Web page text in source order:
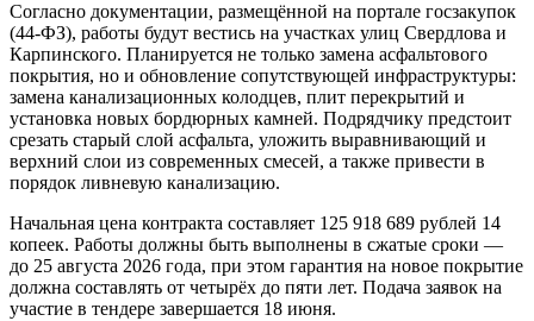
Согласно документации, размещённой на портале госзакупок
(44-ФЗ), работы будут вестись на участках улиц Свердлова и
Карпинского. Планируется не только замена асфальтового
покрытия, но и обновление сопутствующей инфраструктуры:
замена канализационных колодцев, плит перекрытий и
установка новых бордюрных камней. Подрядчику предстоит
срезать старый слой асфальта, уложить выравнивающий и
верхний слои из современных смесей, а также привести в
порядок ливневую канализацию.
Начальная цена контракта составляет 125 918 689 рублей 14
копеек. Работы должны быть выполнены в сжатые сроки —
до 25 августа 2026 года, при этом гарантия на новое покрытие
должна составлять от четырёх до пяти лет. Подача заявок на
участие в тендере завершается 18 июня.